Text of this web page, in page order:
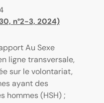
n°2-3, 2024)
Au Sexe
ligne transversale,
sur le volontariat,
ayant des
hommes (HSH) ;